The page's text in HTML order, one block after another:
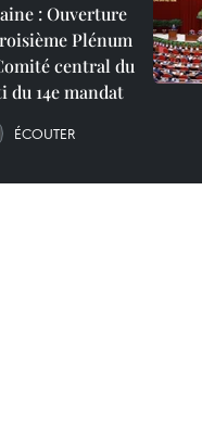
: Ouverture
Plénum
central du
du 14e mandat
ÉCOUTER